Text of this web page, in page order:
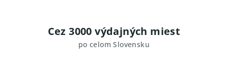
Cez 3000 výdajných miest
po celom Slovensku